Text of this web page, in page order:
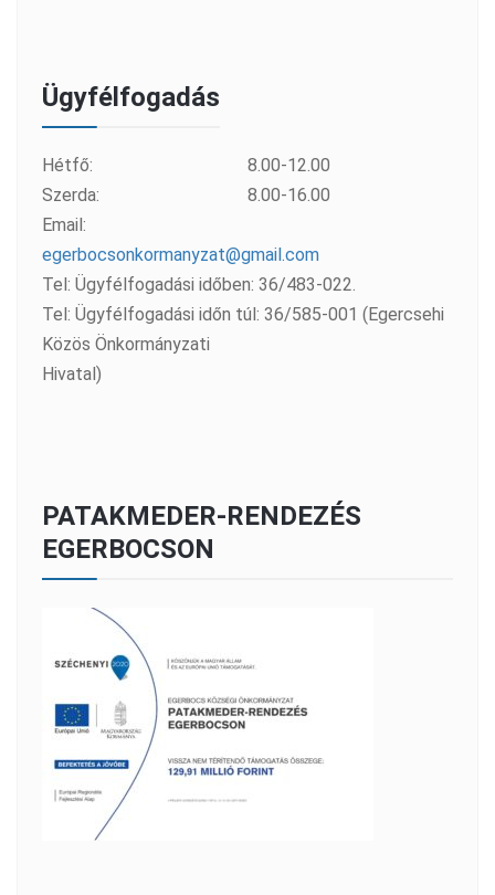
Ügyfélfogadás
Hétfő:
8.00-12.00
Szerda:
8.00-16.00
Email:
egerbocsonkormanyzat@gmail.com
Tel: Ügyfélfogadási időben: 36/483-022.
Tel: Ügyfélfogadási időn túl: 36/585-001 (Egercsehi
Közös Önkormányzati
Hivatal)
PATAKMEDER-RENDEZÉS
EGERBOCSON